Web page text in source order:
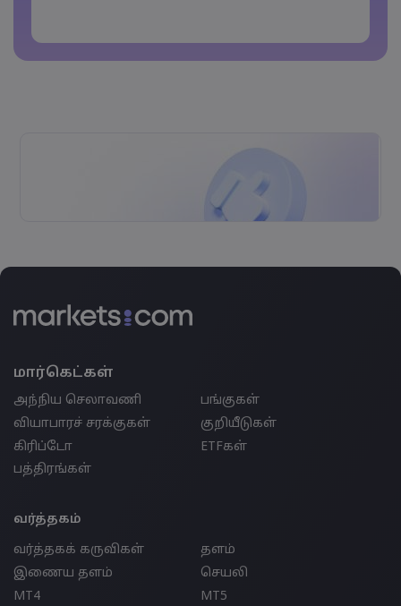
மார்கெட்கள்
அந்நிய செலாவணி
பங்குகள்
வியாபாரச் சரக்குகள்
குறியீடுகள்
கிரிப்டோ
ETFகள்
பத்திரங்கள்
வர்த்தகம்
வர்த்தகக் கருவிகள்
தளம்
இணைய தளம்
செயலி
MT4
MT5